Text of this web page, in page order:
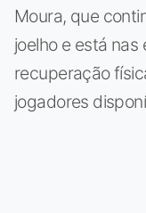
Moura, que
joelho e está
recuperação
jogadores